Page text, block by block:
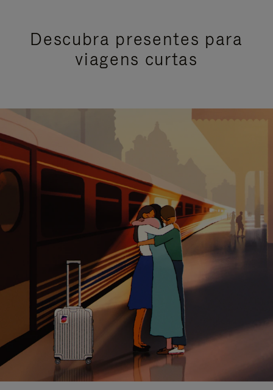
Descubra presentes para
viagens curtas